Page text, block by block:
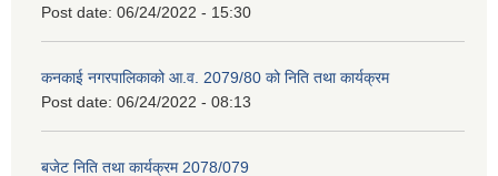
Post date: 06/24/2022 - 15:30
कनकाई नगरपालिकाको आ.व. 2079/80 को निति तथा कार्यक्रम
Post date: 06/24/2022 - 08:13
बजेट निति तथा कार्यक्रम 2078/079